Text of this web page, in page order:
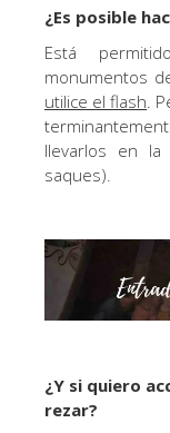
¿Es posible
Está
monumentos
utilice el flash .
llevarlos en
saques).
¿Y si quiero
rezar?